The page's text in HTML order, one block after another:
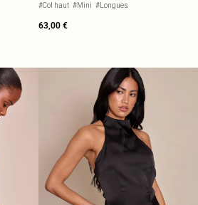
#Col haut #Mini #Longues
63,00 €